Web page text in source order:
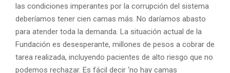
las condiciones imperantes por la corrupción del sistema
deberíamos tener cien camas más. No daríamos abasto
para atender toda la demanda. La situación actual de la
Fundación es desesperante, millones de pesos a cobrar de
tarea realizada, incluyendo pacientes de alto riesgo que no
podemos rechazar. Es fácil decir ‘no hay camas